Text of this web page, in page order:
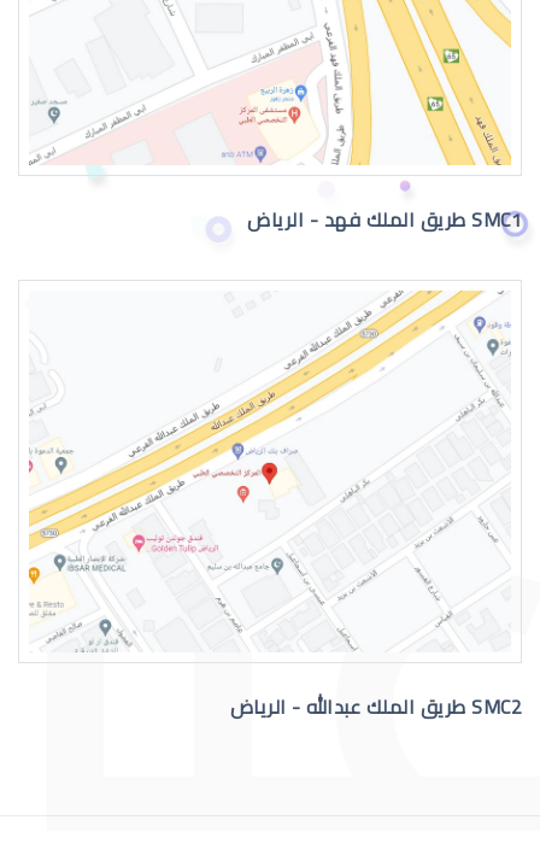
دكتور عيون
دكتور عيون واتس اب
رقم دكتور عيون للاستشاره
SMC1 طريق الملك فهد - الرياض
SMC2 طريق الملك عبدالله - الرياض